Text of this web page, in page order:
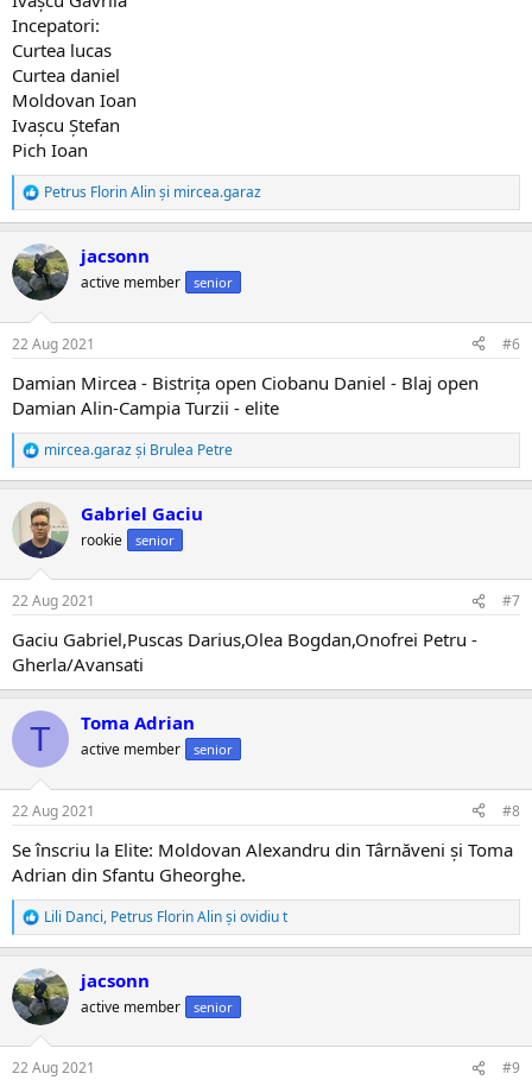
Incepatori:
Curtea lucas
Curtea daniel
Moldovan Ioan
Ivașcu Ștefan
Pich Ioan
R
e
c
ț
i
Petrus Florin Alinși mircea.garaz
jacsonn
active member senior
22 Aug 2021 #6
Damian Mircea - Bistrița open Ciobanu Daniel - Blaj open
Damian Alin-Campia Turzii - elite
R
e
c
i
mircea.garazși Brulea Petre
Gabriel Gaciu
rookie senior
22 Aug 2021 #7
Gaciu Gabriel,Puscas Darius,Olea Bogdan,Onofrei Petru -
Gherla/Avansati
T Toma Adrian
active member senior
22 Aug 2021 #8
Se înscriu la Elite: Moldovan Alexandru din Târnăveni și Toma
Adrian din Sfantu Gheorghe.
R
e
c
ț
i
Lili Danci, Petrus Florin Alinși ovidiu t
jacsonn
active member senior
22 Aug 2021 #9